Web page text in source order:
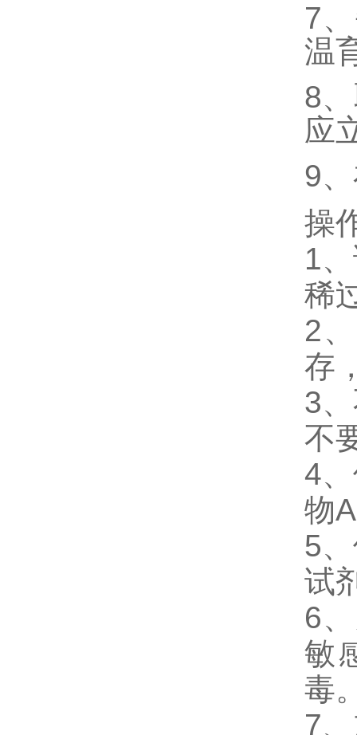
7
温
8
应
9
操
1、
稀
2、
存
3、
不
4、
物
5、
试
6、
敏
毒
7